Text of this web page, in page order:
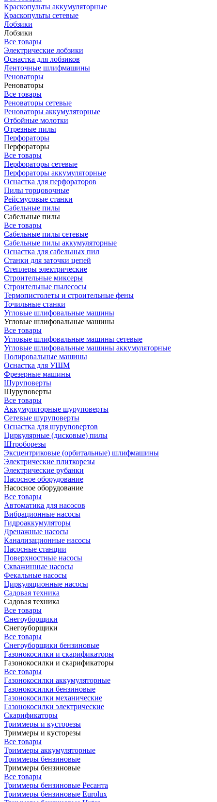
Краскопульты аккумуляторные
Краскопульты сетевые
Лобзики
Лобзики
Все товары
Электрические лобзики
Оснастка для лобзиков
Ленточные шлифмашины
Реноваторы
Реноваторы
Все товары
Реноваторы сетевые
Реноваторы аккумуляторные
Отбойные молотки
Отрезные пилы
Перфораторы
Перфораторы
Все товары
Перфораторы сетевые
Перфораторы аккумуляторные
Оснастка для перфораторов
Пилы торцовочные
Рейсмусовые станки
Сабельные пилы
Сабельные пилы
Все товары
Сабельные пилы сетевые
Сабельные пилы аккумуляторные
Оснастка для сабельных пил
Станки для заточки цепей
Степлеры электрические
Строительные миксеры
Строительные пылесосы
Термопистолеты и строительные фены
Точильные станки
Угловые шлифовальные машины
Угловые шлифовальные машины
Все товары
Угловые шлифовальные машины сетевые
Угловые шлифовальные машины аккумуляторные
Полировальные машины
Оснастка для УШМ
Фрезерные машины
Шуруповерты
Шуруповерты
Все товары
Аккумуляторные шуруповерты
Сетевые шуруповерты
Оснастка для шуруповертов
Циркулярные (дисковые) пилы
Штроборезы
Эксцентриковые (орбитальные) шлифмашины
Электрические плиткорезы
Электрические рубанки
Насосное оборудование
Насосное оборудование
Все товары
Автоматика для насосов
Вибрационные насосы
Гидроаккумуляторы
Дренажные насосы
Канализационные насосы
Насосные станции
Поверхностные насосы
Скважинные насосы
Фекальные насосы
Циркуляционные насосы
Садовая техника
Садовая техника
Все товары
Снегоуборщики
Снегоуборщики
Все товары
Снегоуборщики бензиновые
Газонокосилки и скарификаторы
Газонокосилки и скарификаторы
Все товары
Газонокосилки аккумуляторные
Газонокосилки бензиновые
Газонокосилки механические
Газонокосилки электрические
Скарификаторы
Триммеры и кусторезы
Триммеры и кусторезы
Все товары
Триммеры аккумуляторные
Триммеры бензиновые
Триммеры бензиновые
Все товары
Триммеры бензиновые Ресанта
Триммеры бензиновые Eurolux